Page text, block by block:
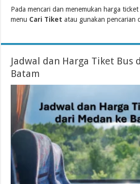
Pada mencari dan menemukan harga
menu Cari Tiket atau gunakan pencarian
Jadwal dan Harga Tiket Bus
Batam